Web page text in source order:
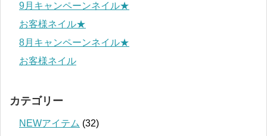
9月キャンペーンネイル★
お客様ネイル★
8月キャンペーンネイル★
お客様ネイル
カテゴリー
NEWアイテム (32)